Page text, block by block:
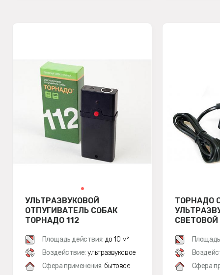
УЛЬТРАЗВУКОВОЙ
ОТПУГИВАТЕЛЬ СОБАК
ТОРНАДО 112
Площадь действия: до 10 м²
Воздействие: ультразвуковое
Сфера применения: бытовое
ТОРНАДО
Сфера